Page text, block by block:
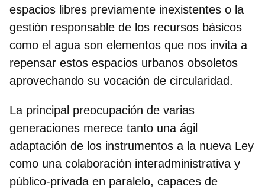
espacios libres previamente inexistentes o la
gestión responsable de los recursos básicos
como el agua son elementos que nos invita a
repensar estos espacios urbanos obsoletos
aprovechando su vocación de circularidad.
La principal preocupación de varias
generaciones merece tanto una ágil
adaptación de los instrumentos a la nueva Ley
como una colaboración interadministrativa y
público-privada en paralelo, capaces de